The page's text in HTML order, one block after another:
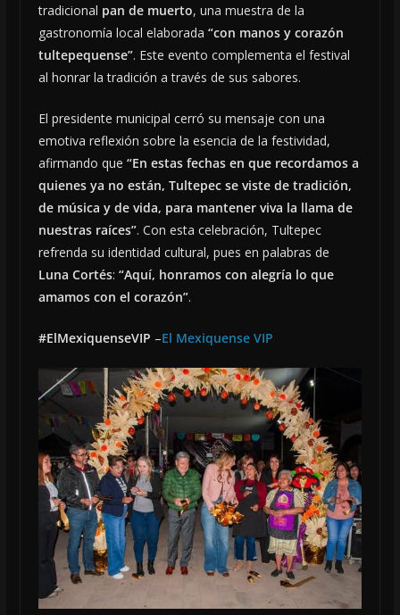
tradicional pan de muerto, una muestra de la
gastronomía local elaborada “con manos y corazón
tultepequense”. Este evento complementa el festival
al honrar la tradición a través de sus sabores.
El presidente municipal cerró su mensaje con una
emotiva reflexión sobre la esencia de la festividad,
afirmando que “En estas fechas en que recordamos a
quienes ya no están, Tultepec se viste de tradición,
de música y de vida, para mantener viva la llama de
nuestras raíces”. Con esta celebración, Tultepec
refrenda su identidad cultural, pues en palabras de
Luna Cortés: “Aquí, honramos con alegría lo que
amamos con el corazón”.
#ElMexiquenseVIP –El Mexiquense VIP